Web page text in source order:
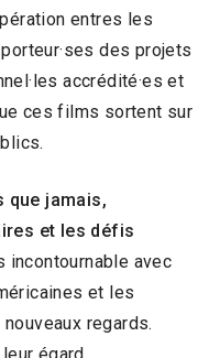
entres les
des projets
accrédité·es et
ces films sortent sur
que jamais,
et les défis
incontournable avec
et les
regards.
égard.